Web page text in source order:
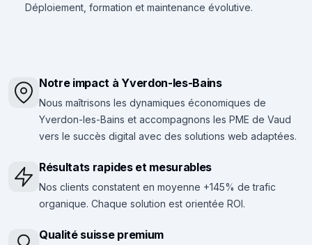
Déploiement, formation et maintenance évolutive.
Notre impact à Yverdon-les-Bains
Nous maîtrisons les dynamiques économiques de
Yverdon-les-Bains et accompagnons les PME de Vaud
vers le succès digital avec des solutions web adaptées.
Résultats rapides et mesurables
Nos clients constatent en moyenne +145% de trafic
organique. Chaque solution est orientée ROI.
Qualité suisse premium